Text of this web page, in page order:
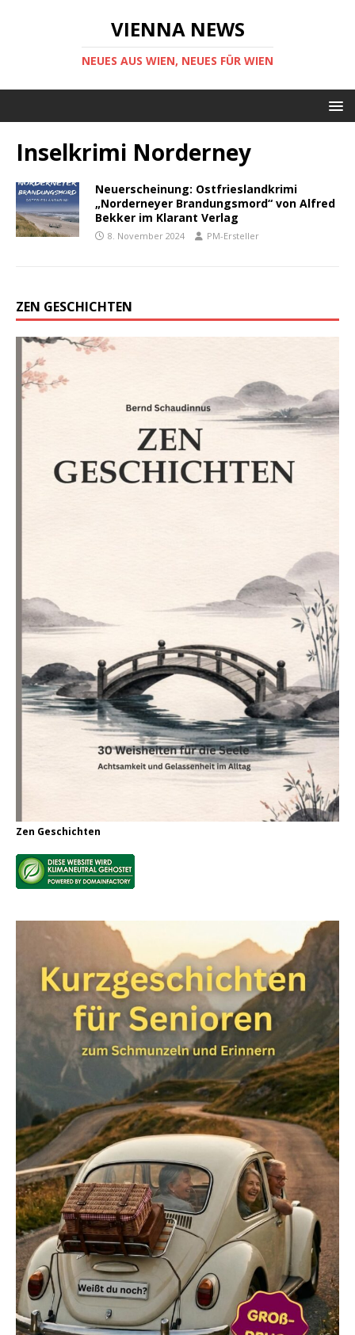
VIENNA NEWS
NEUES AUS WIEN, NEUES FÜR WIEN
Inselkrimi Norderney
Neuerscheinung: Ostfrieslandkrimi
„Norderneyer Brandungsmord“ von Alfred
Bekker im Klarant Verlag
8. November 2024 PM-Ersteller
ZEN GESCHICHTEN
Zen Geschichten